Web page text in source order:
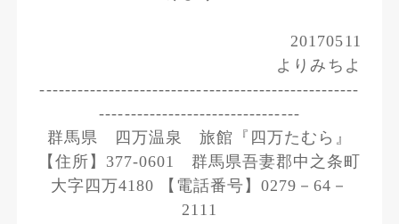
20170511
よりみちよ
---------------------------------------------------
--------------------------------
群馬県 四万温泉 旅館『四万たむら』
【住所】377-0601 群馬県吾妻郡中之条町
大字四万4180 【電話番号】0279－64－
2111